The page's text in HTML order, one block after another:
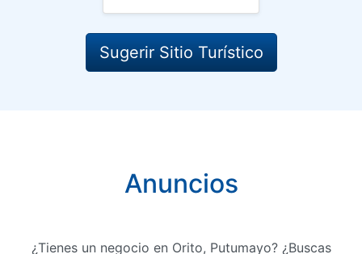
Sugerir Sitio Turístico
Anuncios
¿Tienes un negocio en Orito, Putumayo? ¿Buscas